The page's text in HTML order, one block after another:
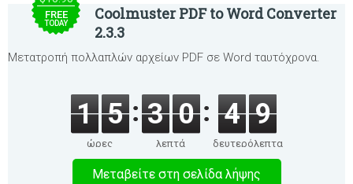
FREE
TODAY
Coolmuster PDF to Word Converter
2.3.3
Μετατροπή πολλαπλών αρχείων PDF σε Word ταυτόχρονα.
1 5
ώρες
3 0
λεπτά
4 9
δευτερόλεπτα
Μεταβείτε στη σελίδα λήψης